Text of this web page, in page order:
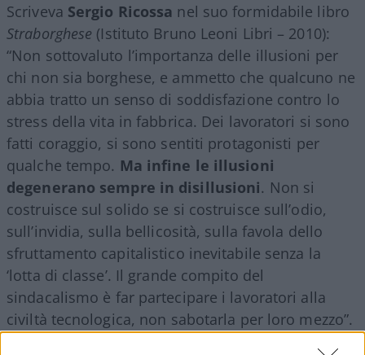
Scriveva Sergio Ricossa nel suo formidabile libro
Straborghese (Istituto Bruno Leoni Libri – 2010):
“Non sottovaluto l’importanza delle illusioni per
chi non sia borghese, e ammetto che qualcuno ne
abbia tratto un senso di soddisfazione contro lo
stress della vita in fabbrica. Dei lavoratori si sono
fatti coraggio, si sono sentiti protagonisti per
qualche tempo. Ma infine le illusioni
degenerano sempre in disillusioni. Non si
costruisce sul solido se si costruisce sull’odio,
sull’invidia, sulla bellicosità, sulla favola dello
sfruttamento capitalistico inevitabile senza la
‘lotta di classe’. Il grande compito del
sindacalismo è far partecipare i lavoratori alla
civiltà tecnologica, non sabotarla per loro mezzo”.